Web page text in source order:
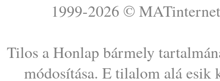
1999-2026 © MATinternet
Tilos a Honlap bármely
módosítása. E tilalom alá esik